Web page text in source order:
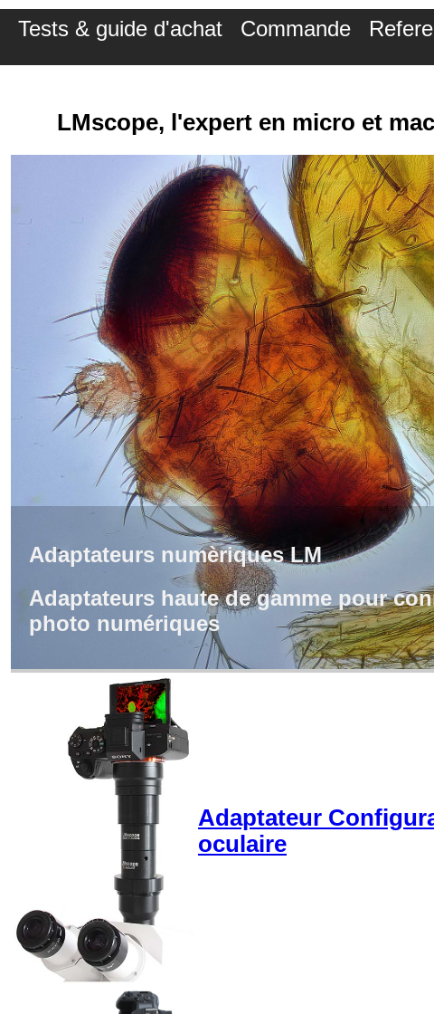
Tests & guide d'achat Commande
LMscope, l'expert en micro et
Adaptateurs numèriques LM
Adaptateurs haute de gamme pour
photo numériques
Adaptateur
oculaire